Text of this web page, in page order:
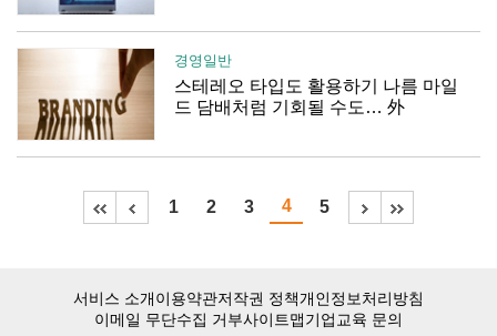
경영일반
스테레오 타입도 활용하기 나름 마일
드 담배처럼 기회될 수도… 外
1 2 3 4 5
서비스 소개이용약관저작권 정책개인정보처리방침
이메일 무단수집 거부사이트맵기업교육 문의